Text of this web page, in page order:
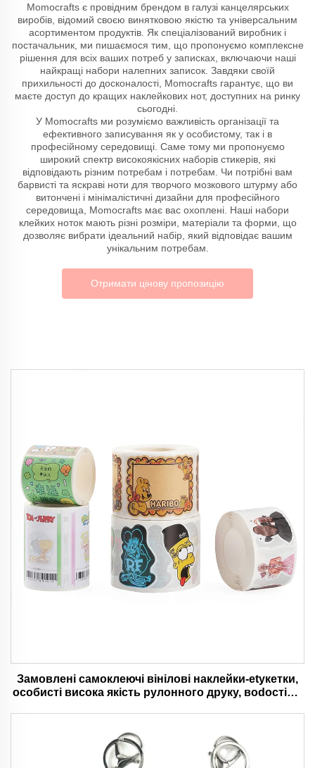
Momocrafts є провідним брендом в галузі канцелярських
виробів, відомий своєю винятковою якістю та універсальним
асортиментом продуктів. Як спеціалізований виробник і
постачальник, ми пишаємося тим, що пропонуємо комплексне
рішення для всіх ваших потреб у записках, включаючи наші
найкращі набори налепних записок. Завдяки своїй
прихильності до досконалості, Momocrafts гарантує, що ви
маєте доступ до кращих наклейкових нот, доступних на ринку
сьогодні.
У Momocrafts ми розуміємо важливість організації та
ефективного записування як у особистому, так і в
професійному середовищі. Саме тому ми пропонуємо
широкий спектр високоякісних наборів стикерів, які
відповідають різним потребам і потребам. Чи потрібні вам
барвисті та яскраві ноти для творчого мозкового штурму або
витончені і мінімалістичні дизайни для професійного
середовища, Momocrafts має вас охоплені. Наші набори
клейких ноток мають різні розміри, матеріали та форми, що
дозволяє вибрати ідеальний набір, який відповідає вашим
унікальним потребам.
Отримати цінову пропозицію
Замовлені самоклеючі вінілові наклейки-etyкетки,
особисті висока якість рулонного друку, вodостійкі